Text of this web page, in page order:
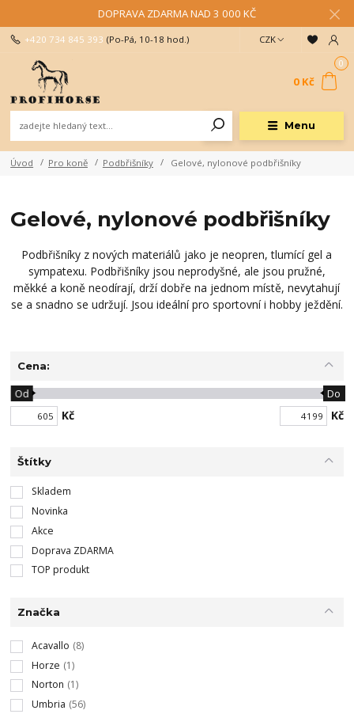
DOPRAVA ZDARMA NAD 3 000 KČ
Menu
CZK
+420 734 845 393 (Po-Pá, 10-18 hod.)
0
0 Kč
Úvod Pro koně Podbřišníky Gelové, nylonové podbřišníky
Gelové, nylonové podbřišníky
Podbřišníky z nových materiálů jako je neopren, tlumící gel a
sympatexu. Podbřišníky jsou neprodyšné, ale jsou pružné,
měkké a koně neodírají, drží dobře na jednom místě, nevytahují
se a snadno se udržují. Jsou ideální pro sportovní i hobby ježdění.
Cena:
Kč
Od Do
Kč
Štítky
Skladem
Novinka
Akce
Doprava ZDARMA
TOP produkt
Značka
Acavallo (8)
Horze (1)
Norton (1)
Umbria (56)